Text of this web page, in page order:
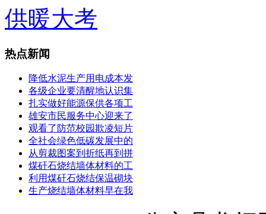
供暖大考
热点新闻
降低水泥生产用电成本发
各级企业要清醒地认识集
扎实做好能源保供各项工
雄安市民服务中心迎来了
观看了防范校园欺凌短片
全社会绿色低碳发展中的
从剪裁图案到折纸再到拼
煤矸石烧结墙体材料的工
利用煤矸石烧结保温砌块
生产烧结墙体材料早在我